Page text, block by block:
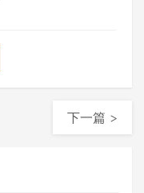
下一篇 >